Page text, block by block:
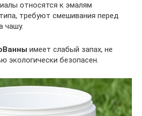
относятся к эмалям
требуют смешивания перед
чашу.
имеет слабый запах, не
экологически безопасен.